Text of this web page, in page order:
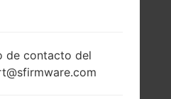
de contacto del